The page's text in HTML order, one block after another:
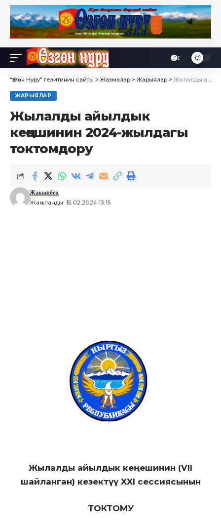
Font
Resizer
Өө
"Өзгөн Нуру" гезитинин сайты > Жазмалар > Жарыялар > Жылалды айылдык кеңешинин 2024-жылдагы токтомдору
ЖАРЫЯЛАР
Жылалды айылдык
кеңешинин 2024-жылдагы
токтомдору
Жаңыланды: 15.02.2024 13:15
Жакыпбек
Жылалды айылдык кеңешинин (VII
шайланган) кезектүү XXI сессиясынын
ТОКТОМУ